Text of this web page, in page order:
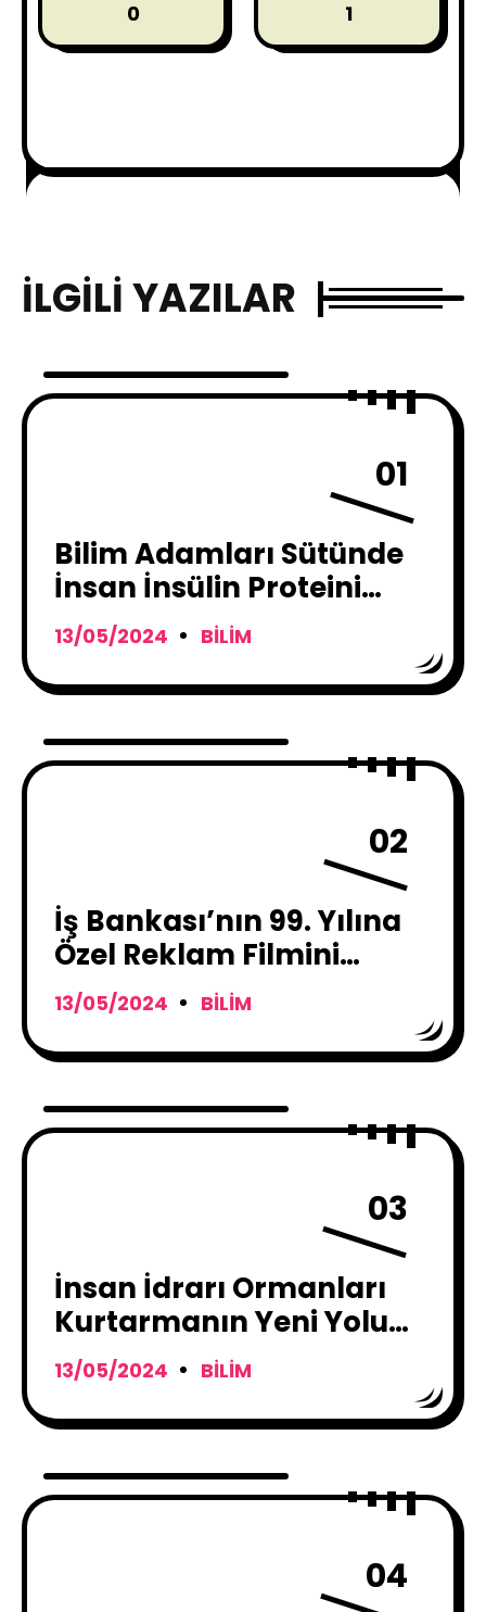
0 1
İLGILI YAZILAR
01
Bilim Adamları Sütünde
İnsan İnsülin Proteini
Üreten İnek Tasarladı
13/05/2024 BILIM
02
İş Bankası’nın 99. Yılına
Özel Reklam Filmini
Yayınladı
13/05/2024 BILIM
03
İnsan İdrarı Ormanları
Kurtarmanın Yeni Yolu
Olabilir mi?
13/05/2024 BILIM
04